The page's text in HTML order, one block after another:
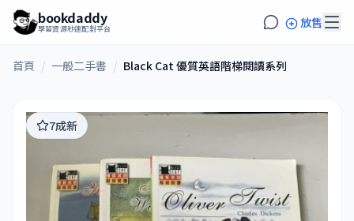
bookdaddy
學習資源秒速配對平台 放售
首頁 / 一般二手書 / Black Cat 優質英語階梯閱讀系列
7成新